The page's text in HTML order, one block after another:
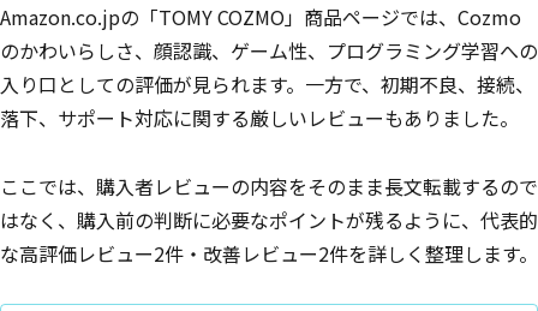
Amazon.co.jpの「TOMY COZMO」商品ページでは、Cozmo
のかわいらしさ、顔認識、ゲーム性、プログラミング学習への
入り口としての評価が見られます。一方で、初期不良、接続、
落下、サポート対応に関する厳しいレビューもありました。
ここでは、購入者レビューの内容をそのまま長文転載するので
はなく、購入前の判断に必要なポイントが残るように、代表的
な高評価レビュー2件・改善レビュー2件を詳しく整理します。